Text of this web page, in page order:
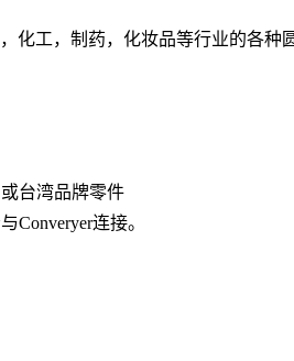
化工，制药，化妆品等行业的各种
台湾品牌零件
Converyer连接。